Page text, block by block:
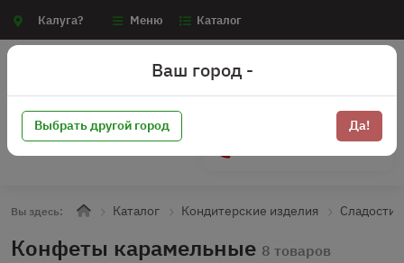
Калуга? Меню Каталог
Вы здесь: Каталог Кондитерские изделия Сладости
Конфеты карамельные 8 товаров
Ваш город -
Выбрать другой город Да!